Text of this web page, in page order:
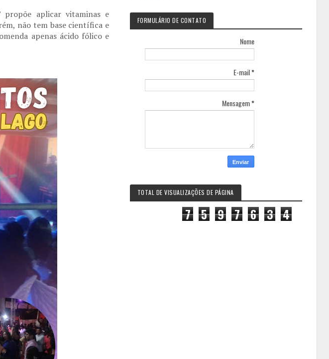
propõe aplicar vitaminas e
não tem base científica e
apenas ácido fólico e
FORMULÁRIO DE CONTATO
Nome
E-mail*
Mensagem*
TOTAL DE VISUALIZAÇÕES DE PÁGINA
7 5 9 7 6 3 4